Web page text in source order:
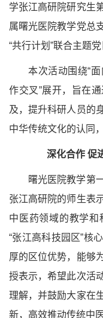
学张江高研院研究生
属曙光医院教学党总
“共行计划”联合主题党
本次活动围绕“
作交叉”展开，旨在
及，提升科研人员的
中华传统文化的认同
深化合作 促
曙光医院教学第
张江高研院的师生表
中医药领域的教学和
“张江高科技园区”核
厚的区位优势，能够
授表示，希望此次活
理解，并鼓励大家在
新，高效推动传统中